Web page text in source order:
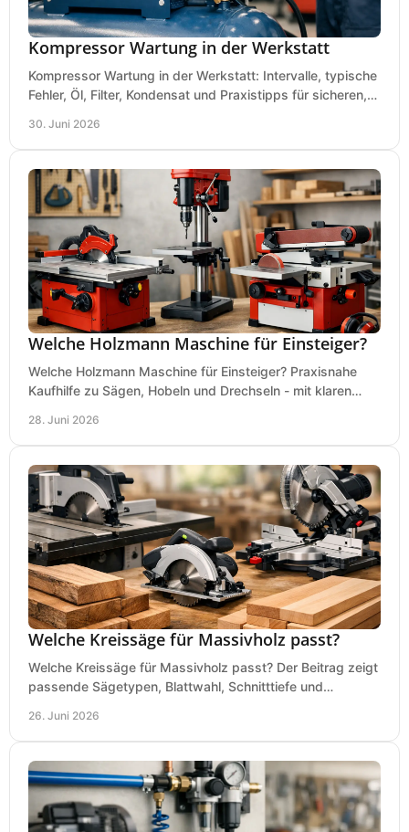
Kompressor Wartung in der Werkstatt
Kompressor Wartung in der Werkstatt: Intervalle, typische
Fehler, Öl, Filter, Kondensat und Praxistipps für sicheren,
30. Juni 2026
Welche Holzmann Maschine für Einsteiger?
Welche Holzmann Maschine für Einsteiger? Praxisnahe
Kaufhilfe zu Sägen, Hobeln und Drechseln - mit klaren
28. Juni 2026
Welche Kreissäge für Massivholz passt?
Welche Kreissäge für Massivholz passt? Der Beitrag zeigt
passende Sägetypen, Blattwahl, Schnitttiefe und
26. Juni 2026